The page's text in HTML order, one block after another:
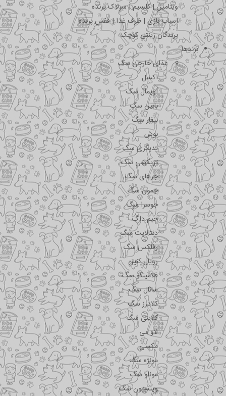
ویتامین | کلسیم | سرلاک پرنده
اسباب بازی | ظرف غذا | قفس پرنده
پرندگان زینتی کوچک
برندها
غذای خارجی سگ
اکسل
اویمال سگ
بابین سگ
بیفار سگ
بوش
پدیگری سگ
تریکسی سگ
جرهای سگ
جمون سگ
جوسرا سگ
جیم داگ
دنتالایت سگ
رفلکس سگ
رویال کنین
فلامینگو سگ
سانال سگ
کلادرز سگ
کلاینی سگ
لاو می
مکسی
مونژه سگ
مونلو سگ
وینستون سگ